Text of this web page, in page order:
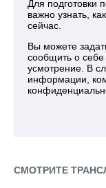
Для подготовки
важно узнать,
сейчас.
Вы можете
сообщить о
усмотрение. В
информации,
СМОТРИТЕ